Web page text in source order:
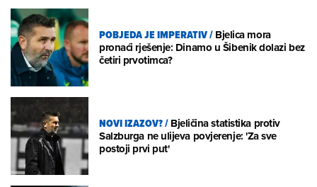
POBJEDA JE IMPERATIV/Bjelica mora
pronaći rješenje: Dinamo u Šibenik dolazi bez
četiri prvotimca?
NOVI IZAZOV?/Bjeličina statistika protiv
Salzburga ne ulijeva povjerenje: 'Za sve
postoji prvi put'